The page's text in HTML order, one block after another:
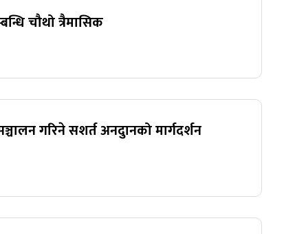
चौथो त्रैमासिक
गरिने सशर्त अनदुानको मार्गदर्शन